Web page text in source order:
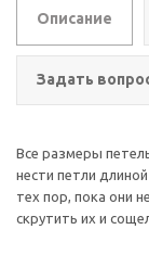
Описание
Задать
Все размеры
нести петли
тех пор, пока они
скрутить их и